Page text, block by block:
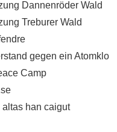
Dannenröder Wald
Treburer Wald
gegen ein Atomklo
Camp
altas han caigut